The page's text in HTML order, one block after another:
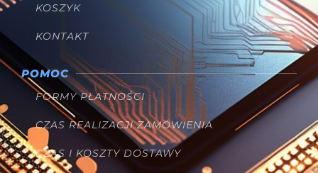
KOSZYK
KONTAKT
POMOC
FORMY PŁATNOŚCI
CZAS REALIZACJI ZAMÓWIENIA
CZAS I KOSZTY DOSTAWY